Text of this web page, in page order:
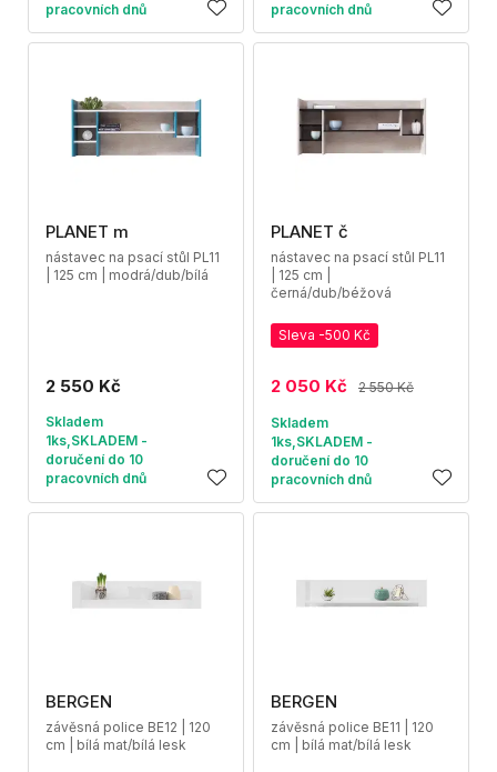
pracovních dnů
pracovních dnů
PLANET m
nástavec na psací stůl PL11
| 125 cm | modrá/dub/bílá
2 550 Kč
Skladem
1ks,SKLADEM -
doručení do 10
pracovních dnů
PLANET č
nástavec na psací stůl PL11
| 125 cm |
černá/dub/béžová
Sleva -500 Kč
2 050 Kč 2 550 Kč
Skladem
1ks,SKLADEM -
doručení do 10
pracovních dnů
BERGEN
závěsná police BE12 | 120
cm | bílá mat/bílá lesk
BERGEN
závěsná police BE11 | 120
cm | bílá mat/bílá lesk